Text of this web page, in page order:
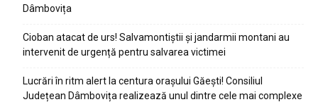
Dâmbovița
Cioban atacat de urs! Salvamontiștii și jandarmii montani au
intervenit de urgență pentru salvarea victimei
Lucrări în ritm alert la centura orașului Găești! Consiliul
Județean Dâmbovița realizează unul dintre cele mai complexe